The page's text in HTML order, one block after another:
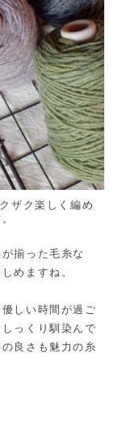
ザク楽しく編め
揃った毛糸な
めますね。
しい時間が過ご
っくり馴染んで
良さも魅力の糸